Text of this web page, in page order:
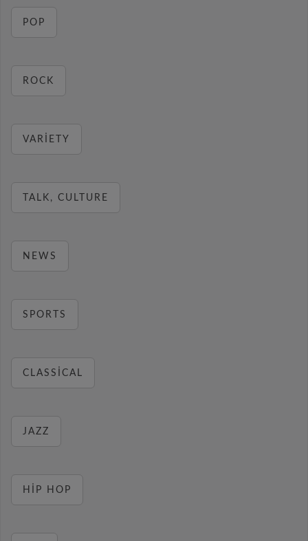
POP
ROCK
VARIETY
TALK, CULTURE
NEWS
SPORTS
CLASSICAL
JAZZ
HIP HOP